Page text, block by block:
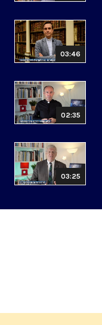
03:46
02:35
03:25